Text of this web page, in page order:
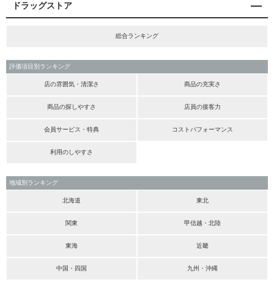
ドラッグストア
総合ランキング
評価項目別ランキング
店の雰囲気・清潔さ 商品の充実さ
商品の探しやすさ 店員の接客力
会員サービス・特典 コストパフォーマンス
利用のしやすさ
地域別ランキング
北海道 東北
関東 甲信越・北陸
東海 近畿
中国・四国 九州・沖縄